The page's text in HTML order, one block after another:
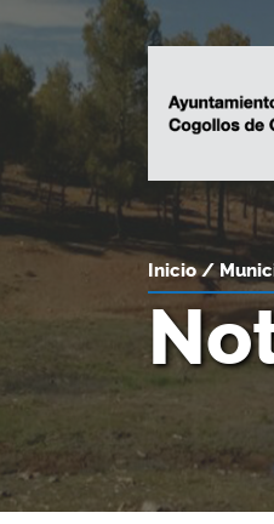
Inicio